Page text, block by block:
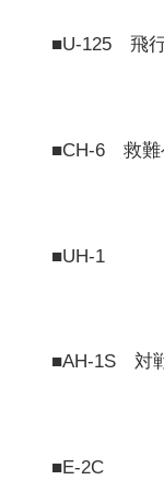
■U-125 飛
■CH-6 救難
■UH-1
■AH-1S 対
■E-2C